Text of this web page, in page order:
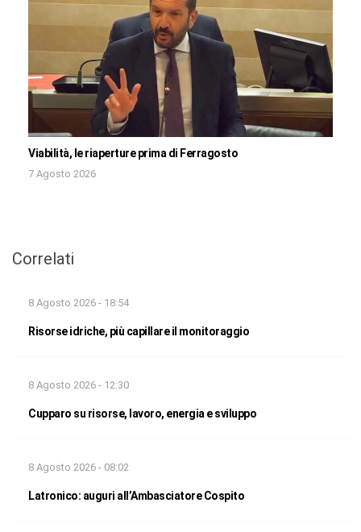
Viabilità, le riaperture prima di Ferragosto
7 Agosto 2026
Correlati
8 Agosto 2026 - 18:54
Risorse idriche, più capillare il monitoraggio
8 Agosto 2026 - 12:30
Cupparo su risorse, lavoro, energia e sviluppo
8 Agosto 2026 - 08:02
Latronico: auguri all’Ambasciatore Cospito